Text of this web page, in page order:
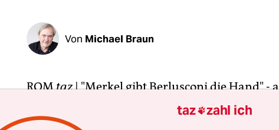
Von Michael Braun
ROMtaz|"Merkel gibt Berlusconi die Hand" -
Eurokrise eine Nachricht, die die italienischen
Eröffnung des G-20-Gipfels sofort tickerten:
taz zahl ich